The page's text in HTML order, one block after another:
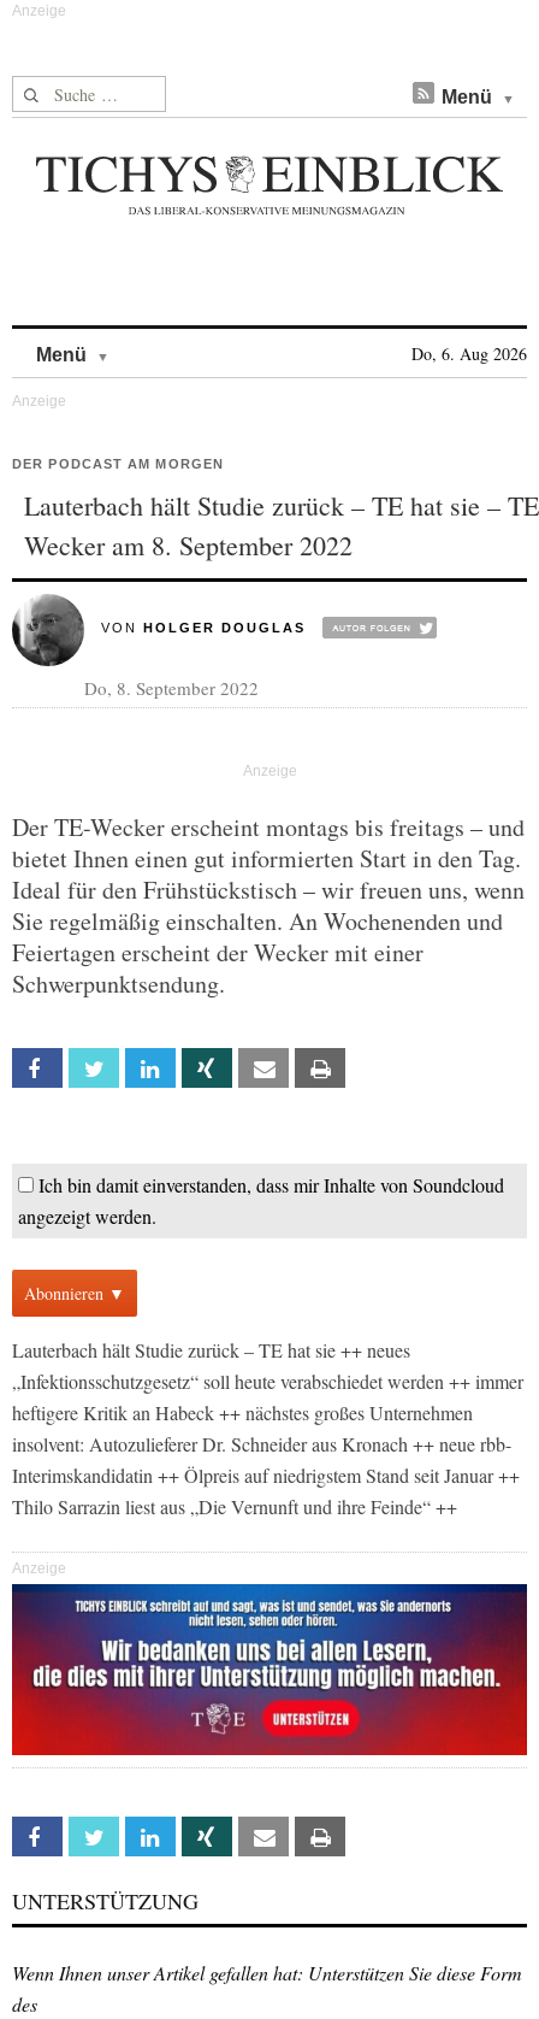
Suche nach: Menü
Menü Do, 6. Aug 2026
DER PODCAST AM MORGEN
Lauterbach hält Studie zurück – TE hat sie – TE
Wecker am 8. September 2022
VON HOLGER DOUGLAS
Do, 8. September 2022
Der TE-Wecker erscheint montags bis freitags – und
bietet Ihnen einen gut informierten Start in den Tag.
Ideal für den Frühstückstisch – wir freuen uns, wenn
Sie regelmäßig einschalten. An Wochenenden und
Feiertagen erscheint der Wecker mit einer
Schwerpunktsendung.
Facebook Twitter Linkedin Xing Email
Ich bin damit einverstanden, dass mir Inhalte von Soundcloud
angezeigt werden.
Abonnieren ▼
Lauterbach hält Studie zurück – TE hat sie ++ neues
„Infektionsschutzgesetz“ soll heute verabschiedet werden ++ immer
heftigere Kritik an Habeck ++ nächstes großes Unternehmen
insolvent: Autozulieferer Dr. Schneider aus Kronach ++ neue rbb-
Interimskandidatin ++ Ölpreis auf niedrigstem Stand seit Januar ++
Thilo Sarrazin liest aus „Die Vernunft und ihre Feinde“ ++
Anzeige
Facebook Twitter Linkedin Xing Email
UNTERSTÜTZUNG
Wenn Ihnen unser Artikel gefallen hat: Unterstützen Sie diese Form
des